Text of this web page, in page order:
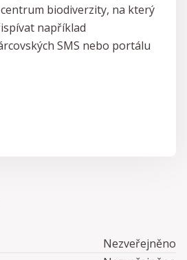
biodiverzity, na který
například
SMS nebo portálu
Nezveřejněno